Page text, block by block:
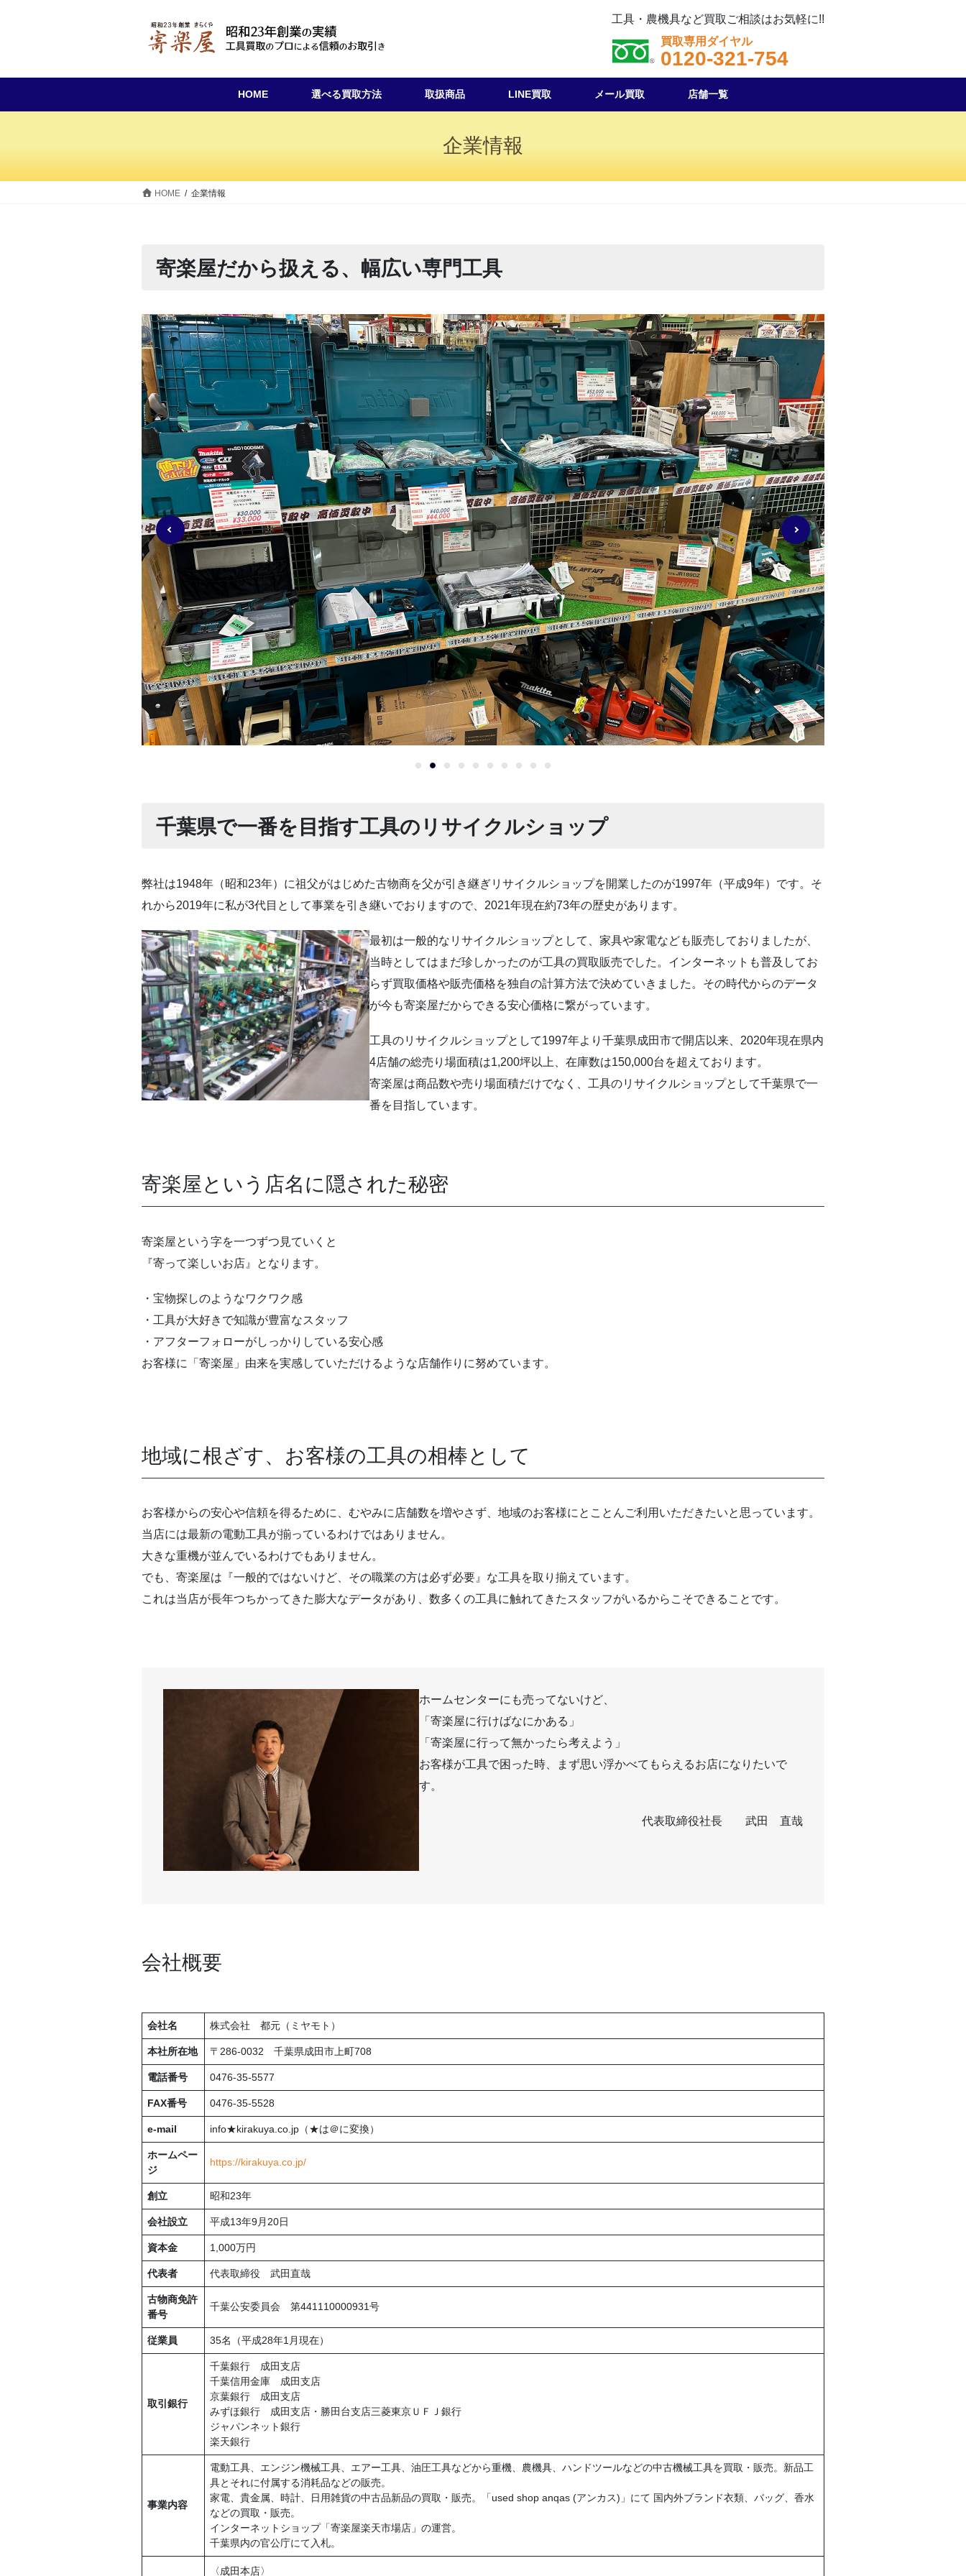
ツ
ス
シ
ン
工具・農機具など買取ご相談はお気軽に!!
買取専用ダイヤル
0120-321-754
HOME 選べる買取方法 取扱商品 LINE買取 メール買取 店舗一覧
企業情報
HOME 企業情報
寄楽屋だから扱える、幅広い専門工具
千葉県で一番を目指す工具のリサイクルショップ
弊社は1948年（昭和23年）に祖父がはじめた古物商を父が引き継ぎリサイクルショップを開業したのが1997年（平成9年）です。そ
れから2019年に私が3代目として事業を引き継いでおりますので、2021年現在約73年の歴史があります。
最初は一般的なリサイクルショップとして、家具や家電なども販売しておりましたが、
当時としてはまだ珍しかったのが工具の買取販売でした。インターネットも普及してお
らず買取価格や販売価格を独自の計算方法で決めていきました。その時代からのデータ
が今も寄楽屋だからできる安心価格に繋がっています。
工具のリサイクルショップとして1997年より千葉県成田市で開店以来、2020年現在県内
4店舗の総売り場面積は1,200坪以上、在庫数は150,000台を超えております。
寄楽屋は商品数や売り場面積だけでなく、工具のリサイクルショップとして千葉県で一
番を目指しています。
寄楽屋という店名に隠された秘密
寄楽屋という字を一つずつ見ていくと
『寄って楽しいお店』となります。
・宝物探しのようなワクワク感
・工具が大好きで知識が豊富なスタッフ
・アフターフォローがしっかりしている安心感
お客様に「寄楽屋」由来を実感していただけるような店舗作りに努めています。
地域に根ざす、お客様の工具の相棒として
お客様からの安心や信頼を得るために、むやみに店舗数を増やさず、地域のお客様にとことんご利用いただきたいと思っています。
当店には最新の電動工具が揃っているわけではありません。
大きな重機が並んでいるわけでもありません。
でも、寄楽屋は『一般的ではないけど、その職業の方は必ず必要』な工具を取り揃えています。
これは当店が長年つちかってきた膨大なデータがあり、数多くの工具に触れてきたスタッフがいるからこそできることです。
ホームセンターにも売ってないけど、
「寄楽屋に行けばなにかある」
「寄楽屋に行って無かったら考えよう」
お客様が工具で困った時、まず思い浮かべてもらえるお店になりたいで
す。
代表取締役社長 武田 直哉
会社概要
会社名 株式会社 都元（ミヤモト）
本社所在地 〒286-0032 千葉県成田市上町708
電話番号 0476-35-5577
FAX番号 0476-35-5528
e-mail info★kirakuya.co.jp（★は＠に変換）
ホームペー
ジ
https://kirakuya.co.jp/
創立 昭和23年
会社設立 平成13年9月20日
資本金 1,000万円
代表者 代表取締役 武田直哉
古物商免許
番号
千葉公安委員会 第441110000931号
従業員 35名（平成28年1月現在）
取引銀行
千葉銀行 成田支店
千葉信用金庫 成田支店
京葉銀行 成田支店
みずほ銀行 成田支店・勝田台支店三菱東京ＵＦＪ銀行
ジャパンネット銀行
楽天銀行
事業内容
電動工具、エンジン機械工具、エアー工具、油圧工具などから重機、農機具、ハンドツールなどの中古機械工具を買取・販売。新品工
具とそれに付属する消耗品などの販売。
家電、貴金属、時計、日用雑貨の中古品新品の買取・販売。「used shop anqas (アンカス)」にて 国内外ブランド衣類、バッグ、香水
などの買取・販売。
インターネットショップ「寄楽屋楽天市場店」の運営。
千葉県内の官公庁にて入札。
〈成田本店〉